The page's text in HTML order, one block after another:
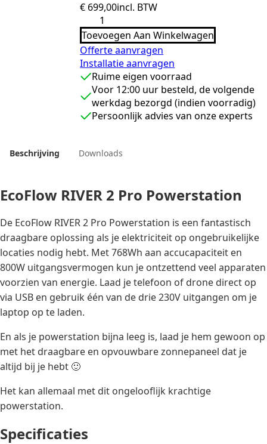
€ 699,00incl. BTW
EcoFlow
RIVER
2
Pro
Powerstation
aantal
Toevoegen Aan Winkelwagen
Offerte aanvragen
Installatie aanvragen
Ruime eigen voorraad
Voor 12:00 uur besteld, de volgende
werkdag bezorgd (indien voorradig)
Persoonlijk advies van onze experts
Beschrijving Downloads
EcoFlow RIVER 2 Pro Powerstation
De EcoFlow RIVER 2 Pro Powerstation is een fantastisch
draagbare oplossing als je elektriciteit op ongebruikelijke
locaties nodig hebt. Met 768Wh aan accucapaciteit en
800W uitgangsvermogen kun je ontzettend veel apparaten
voorzien van energie. Laad je telefoon of drone direct op
via USB en gebruik één van de drie 230V uitgangen om je
laptop op te laden.
En als je powerstation bijna leeg is, laad je hem gewoon op
met het draagbare en opvouwbare zonnepaneel dat je
altijd bij je hebt 🙂
Het kan allemaal met dit ongelooflijk krachtige
powerstation.
Specificaties